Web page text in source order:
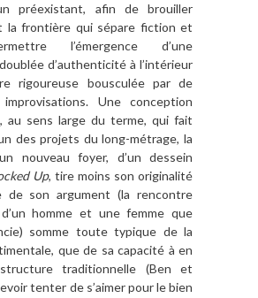
préexistant, afin de brouiller
la frontière qui sépare fiction et
l’émergence d’une
d’authenticité à l’intérieur
rigoureuse bousculée par de
improvisations. Une conception
au sens large du terme, qui fait
des projets du long-métrage, la
nouveau foyer, d’un dessein
Up, tire moins son originalité
de son argument (la rencontre
homme et une femme que
somme toute typique de la
que de sa capacité à en
traditionnelle (Ben et
tenter de s’aimer pour le bien